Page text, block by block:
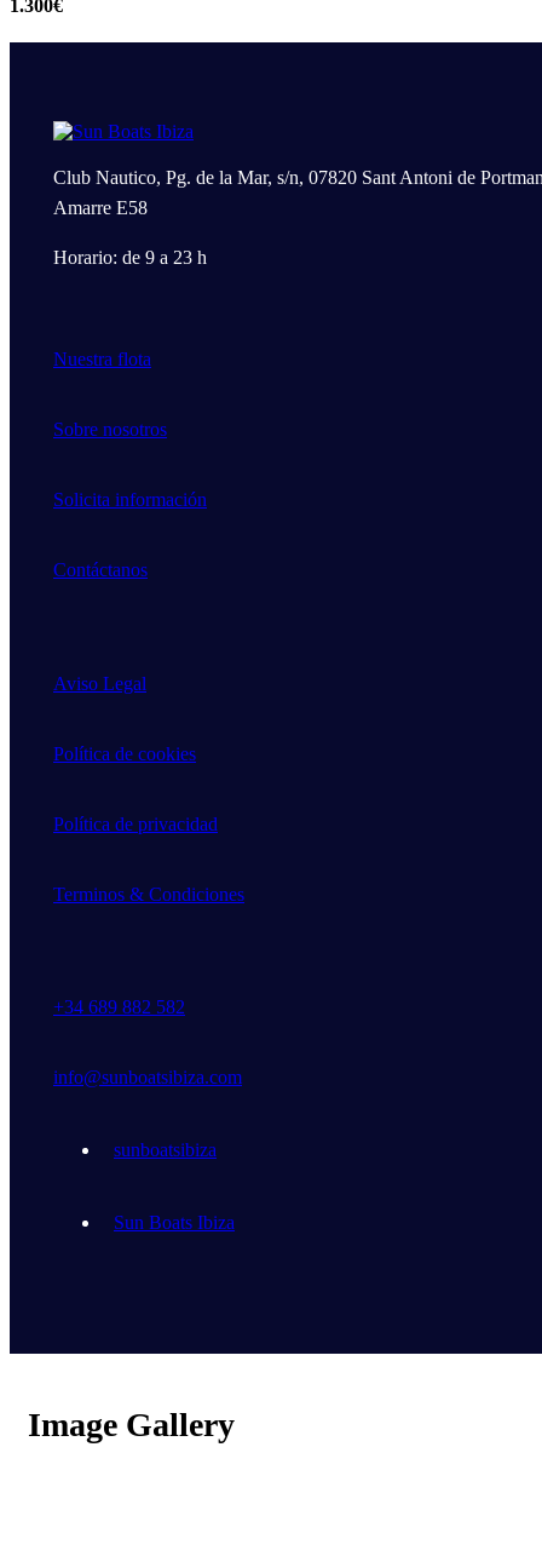
1.300€
Club Nautico, Pg. de la Mar, s/n, 07820 Sant Antoni de
Amarre E58
Horario: de 9 a 23 h
Nuestra flota
Sobre nosotros
Solicita información
Contáctanos
Aviso Legal
Política de cookies
Política de privacidad
Terminos & Condiciones
+34 689 882 582
info@sunboatsibiza.com
sunboatsibiza
Sun Boats Ibiza
Image Gallery